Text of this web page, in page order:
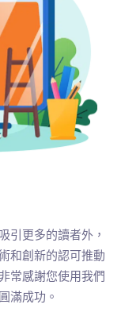
引更多的讀者外，
和創新的認可推動
常感謝您使用我們
滿成功。